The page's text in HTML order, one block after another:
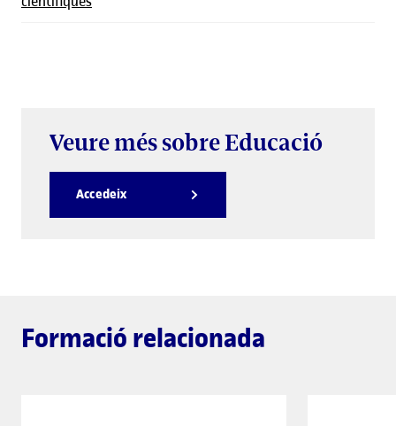
Veure més sobre Educació
Accedeix
Formació relacionada